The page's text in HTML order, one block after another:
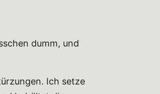
dumm, und
Ich setze